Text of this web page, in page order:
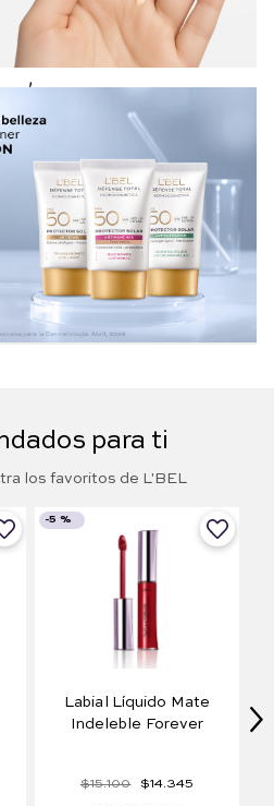
,
para ti
los favoritos de L'BEL
-5 %
Labial Líquido Mate
Indeleble Forever
$15.100 $14.345